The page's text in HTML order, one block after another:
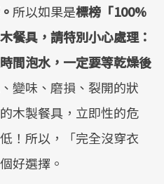
所以如果是標榜「100%
餐具，請特別小心處理：
間泡水，一定要等乾燥後
變味、磨損、裂開的狀
木製餐具，立即性的危
！所以，「完全沒穿衣
好選擇。